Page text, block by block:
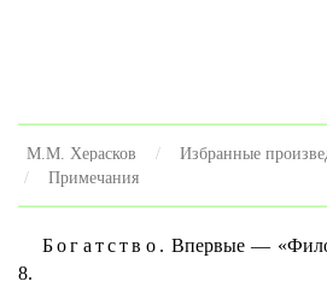
М.М. Херасков
Избранные
Примечания
Богатство. Впервые —
8.